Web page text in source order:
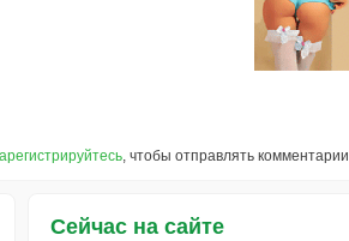
, чтобы отправлять комментарии
Сейчас на сайте